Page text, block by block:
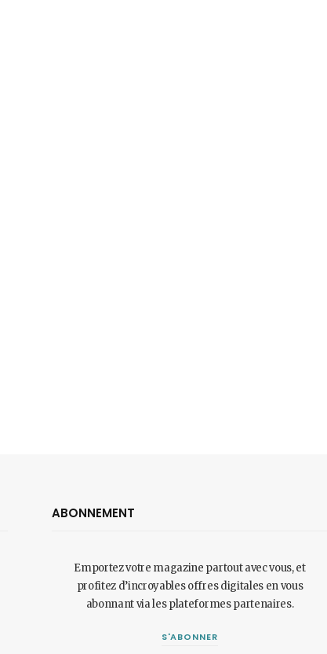
ABONNEMENT
Emportez votre magazine partout avec vous, et
profitez d’incroyables offres digitales en vous
abonnant via les plateformes partenaires.
S'ABONNER